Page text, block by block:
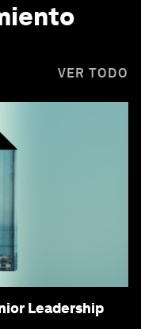
VER TODO
Leadership